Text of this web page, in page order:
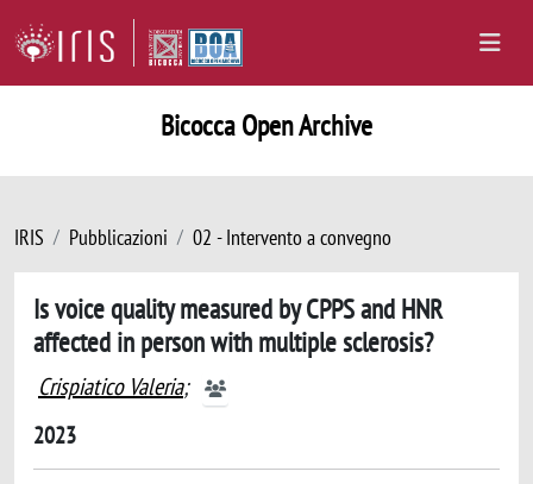
Bicocca Open Archive
IRIS Pubblicazioni 02 - Intervento a convegno
Is voice quality measured by CPPS and HNR
affected in person with multiple sclerosis?
Crispiatico Valeria;
2023